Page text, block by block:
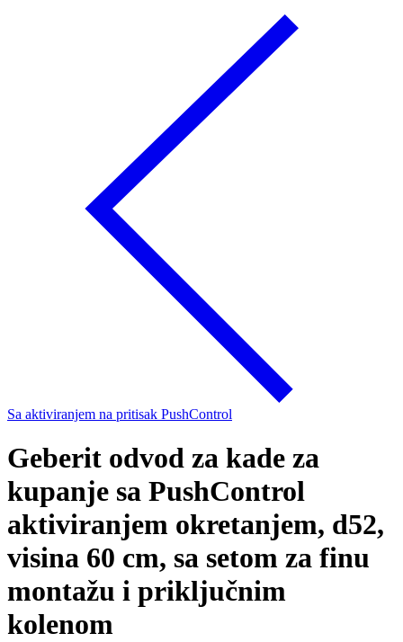
Sa aktiviranjem na pritisak PushControl
Geberit odvod za kade za
kupanje sa PushControl
aktiviranjem okretanjem, d52,
visina 60 cm, sa setom za finu
montažu i priključnim
kolenom